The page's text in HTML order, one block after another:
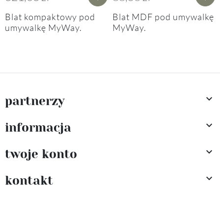
Blat kompaktowy pod
umywalkę MyWay.
Blat MDF pod umywalkę
MyWay.
partnerzy 
informacja 
twoje konto 
kontakt 